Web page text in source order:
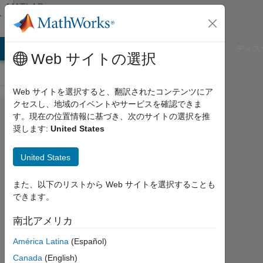
コンテンツへスキップ
MATLAB
Answers
How to find
the
multiple
linear
regression
coefficients
for this
case?
Web サイトの選択
Web サイトを選択すると、翻訳されたコンテンツにア
クセスし、地域のイベントやサービスを確認できま
す。現在の位置情報に基づき、次のサイトの選択を推
奨します: United States
United States
また、以下のリストから Web サイトを選択することも
できます。
南北アメリカ
América Latina (Español)
Canada (English)